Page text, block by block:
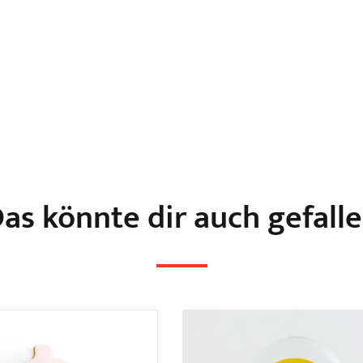
könnte dir auch